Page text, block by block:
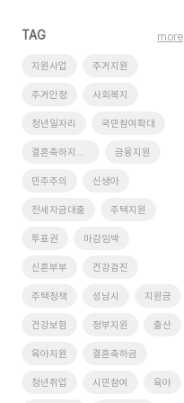
TAG
지원사업 주거지원
주거안정 사회복지
청년일자리 국민참여확대
결혼축하지원금 금융지원
민주주의 신생아
전세자금대출 주택지원
투표권 마감임박
신혼부부 건강검진
주택정책 성남시 지원금
건강보험 정부지원 출산
육아지원 결혼축하금
청년취업 시민참여 육아
more